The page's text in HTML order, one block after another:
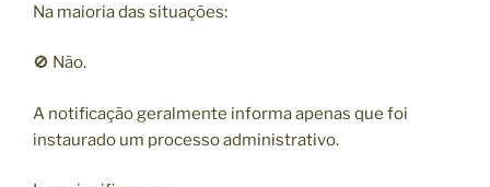
Na maioria das situações:
🚫 Não.
A notificação geralmente informa apenas que foi
instaurado um processo administrativo.